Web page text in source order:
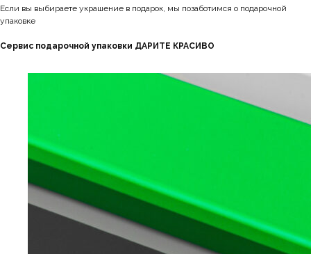
Если вы выбираете украшение в подарок, мы позаботимся о подарочной
упаковке
Сервис подарочной упаковки ДАРИТЕ КРАСИВО